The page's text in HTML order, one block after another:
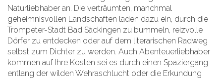
Naturliebhaber an. Die verträumten, manchmal
geheimnisvollen Landschaften laden dazu ein, durch die
Trompeter-Stadt Bad Säckingen zu bummeln, reizvolle
Dörfer zu entdecken oder auf dem literarischen Radweg
selbst zum Dichter zu werden. Auch Abenteuerliebhaber
kommen auf Ihre Kosten sei es durch einen Spaziergang
entlang der wilden Wehraschlucht oder die Erkundung